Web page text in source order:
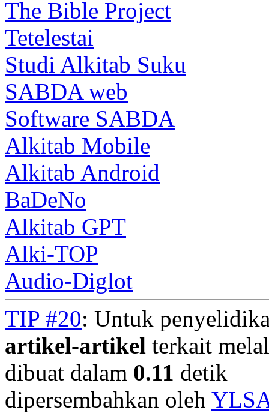
The Bible Project
Tetelestai
Studi Alkitab Suku
SABDA web
Software SABDA
Alkitab Mobile
Alkitab Android
BaDeNo
Alkitab GPT
Alki-TOP
Audio-Diglot
TIP #20: Untuk
artikel-artikel terkait
dibuat dalam 0.11 detik
dipersembahkan oleh